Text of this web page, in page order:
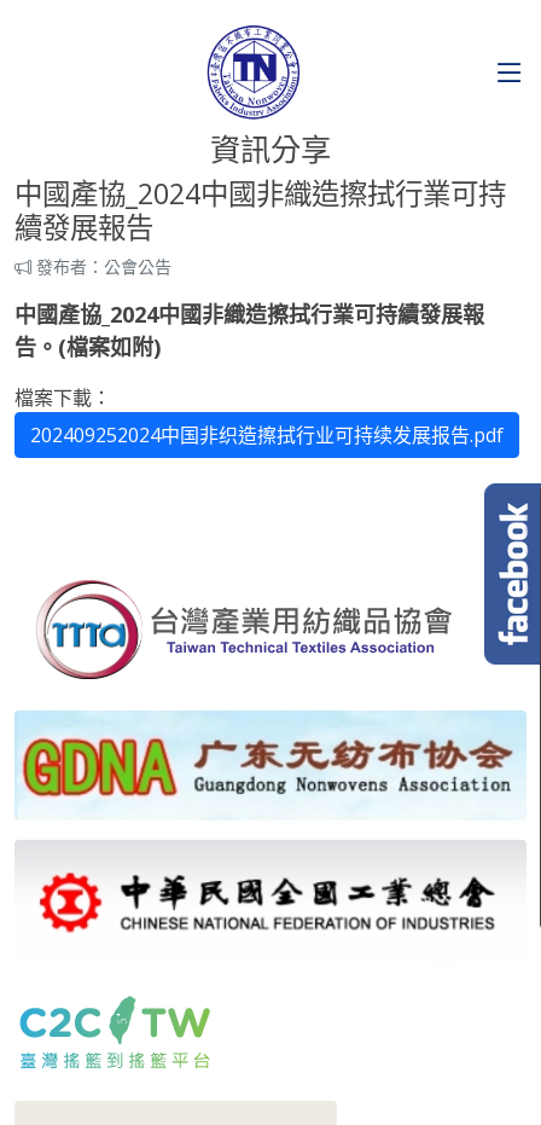
資訊分享
中國產協_2024中國非織造擦拭行業可持
續發展報告
發布者：公會公告
中國產協_2024中國非織造擦拭行業可持續發展報
告。(檔案如附)
檔案下載：
202409252024中国非织造擦拭行业可持续发展报告.pdf